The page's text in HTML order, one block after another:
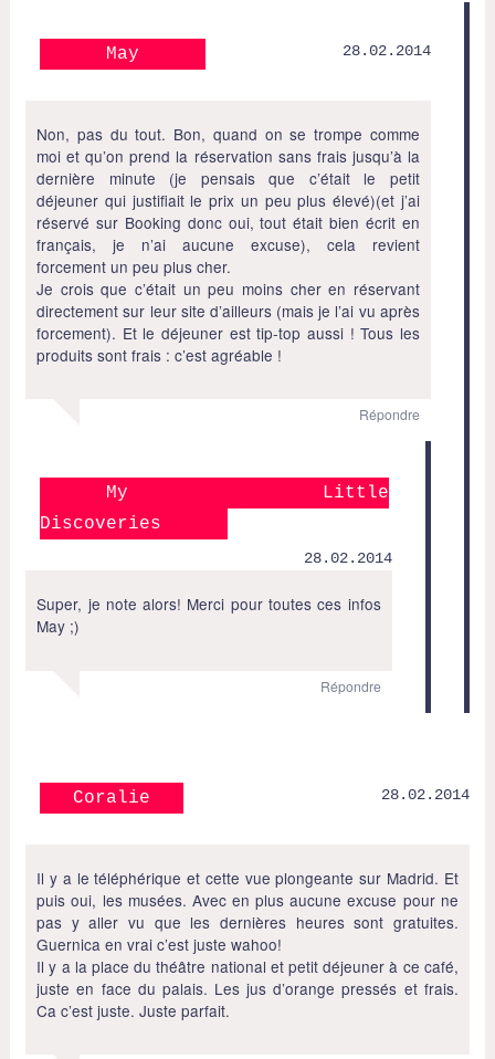
May 28.02.2014
Non, pas du tout. Bon, quand on se trompe comme
moi et qu’on prend la réservation sans frais jusqu’à la
dernière minute (je pensais que c’était le petit
déjeuner qui justifiait le prix un peu plus élevé)(et j’ai
réservé sur Booking donc oui, tout était bien écrit en
français, je n’ai aucune excuse), cela revient
forcement un peu plus cher.
Je crois que c’était un peu moins cher en réservant
directement sur leur site d’ailleurs (mais je l’ai vu après
forcement). Et le déjeuner est tip-top aussi ! Tous les
produits sont frais : c’est agréable !
Répondre
My Little
Discoveries
28.02.2014
Super, je note alors! Merci pour toutes ces infos
May ;)
Répondre
Coralie 28.02.2014
Il y a le téléphérique et cette vue plongeante sur Madrid. Et
puis oui, les musées. Avec en plus aucune excuse pour ne
pas y aller vu que les dernières heures sont gratuites.
Guernica en vrai c’est juste wahoo!
Il y a la place du théâtre national et petit déjeuner à ce café,
juste en face du palais. Les jus d’orange pressés et frais.
Ca c’est juste. Juste parfait.